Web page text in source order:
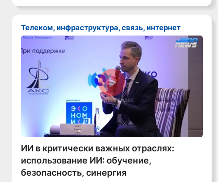
Телеком, инфраструктура, связь, интернет
Смотреть видео
ИИ в критически важных отраслях:
использование ИИ: обучение,
безопасность, синергия